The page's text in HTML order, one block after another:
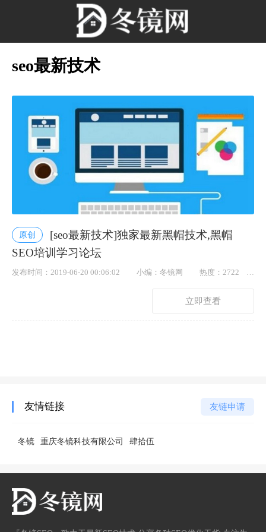
seo最新技术
原创
[seo最新技术]独家最新黑帽技术,黑帽
SEO培训学习论坛
发布时间：2019-06-20 00:06:02 小编：冬镜网
热度：2722
立即查看
友情链接 友链申请
冬镜 重庆冬镜科技有限公司 肆拾伍